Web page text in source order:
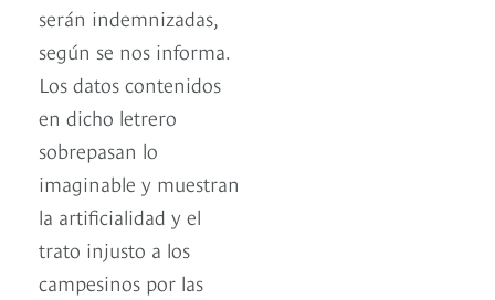
serán indemnizadas,
según se nos informa.
Los datos contenidos
en dicho letrero
sobrepasan lo
imaginable y muestran
la artificialidad y el
trato injusto a los
campesinos por las